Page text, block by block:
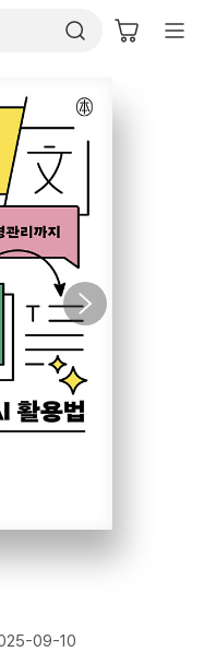
09-10